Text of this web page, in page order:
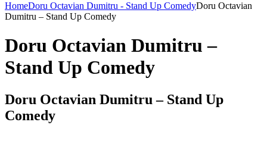
HomeDoru Octavian Dumitru - Stand Up ComedyDoru Octavian
Dumitru – Stand Up Comedy
Doru Octavian Dumitru –
Stand Up Comedy
Doru Octavian Dumitru – Stand Up
Comedy